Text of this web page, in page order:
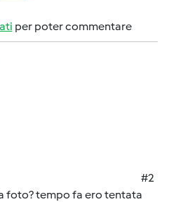
per poter commentare
#2
foto? tempo fa ero tentata